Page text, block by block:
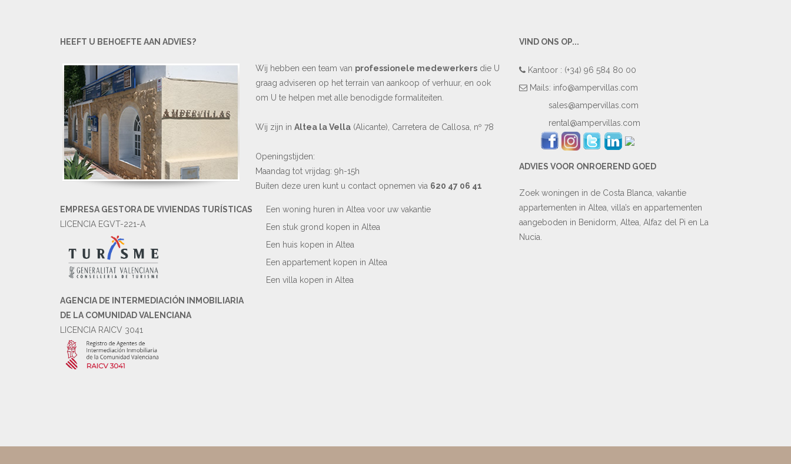
HEEFT U BEHOEFTE AAN ADVIES?
Wij hebben een team van professionele medewerkersdie U
graag adviseren op het terrain van aankoop of verhuur, en ook
om U te helpen met alle benodigde formaliteiten.
Wij zijn in Altea la Vella(Alicante), Carretera de Callosa, nº 78
Openingstijden:
Maandag tot vrijdag: 9h-15h
Buiten deze uren kunt u contact opnemen via 620 47 06 41
EMPRESA GESTORA DE VIVIENDAS TURÍSTICAS
LICENCIA EGVT-221-A
AGENCIA DE INTERMEDIACIÓN INMOBILIARIA
DE LA COMUNIDAD VALENCIANA
LICENCIA RAICV 3041
Een woning huren in Altea voor uw vakantie
Een stuk grond kopen in Altea
Een huis kopen in Altea
Een appartement kopen in Altea
Een villa kopen in Altea
VIND ONS OP...
Kantoor : (+34) 96 584 80 00
Mails: info@ampervillas.com
sales@ampervillas.com
rental@ampervillas.com
ADVIES VOOR ONROEREND GOED
Zoek woningen in de Costa Blanca, vakantie
appartementen in Altea, villa’s en appartementen
aangeboden in Benidorm, Altea, Alfaz del Pi en La
Nucia.